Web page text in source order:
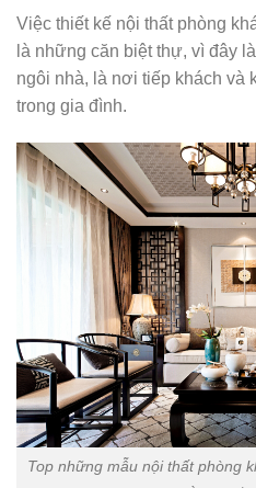
Việc thiết kế nội thất phòng
là những căn biệt thự, vì đây
ngôi nhà, là nơi tiếp khách và
trong gia đình.
Top những mẫu nội thất phòng